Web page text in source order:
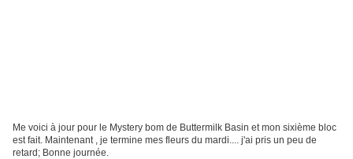
Me voici à jour pour le Mystery bom de Buttermilk Basin et mon sixième bloc
est fait. Maintenant , je termine mes fleurs du mardi.... j'ai pris un peu de
retard; Bonne journée.